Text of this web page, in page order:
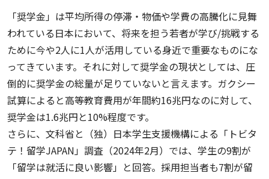
「奨学金」は平均所得の停滞・物価や学費の高騰化に見舞
われている日本において、将来を担う若者が学び/挑戦する
ために今や2人に1人が活用している身近で重要なものにな
ってきています。それに対して奨学金の現状としては、圧
倒的に奨学金の総量が足りていないと言えます。ガクシー
試算によると高等教育費用が年間約16兆円なのに対して、
奨学金は1.6兆円と10%程度です。
さらに、文科省と（独）日本学生支援機構による「トビタ
テ！留学JAPAN」調査（2024年2月）では、学生の9割が
「留学は就活に良い影響」と回答。採用担当者も7割が留